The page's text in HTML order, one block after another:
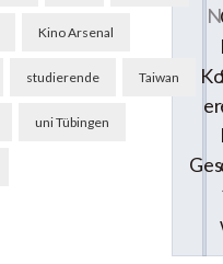
Kino Arsenal
studierende Taiwan
uni Tübingen